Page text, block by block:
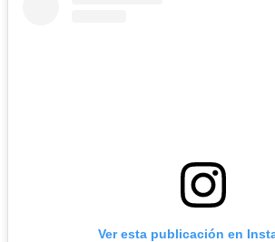
Ver esta publicación en